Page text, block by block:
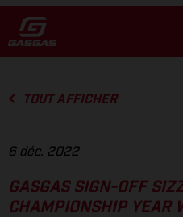
TOUT AFFICHER
6 déc. 2022
GASGAS SIGN-OFF
CHAMPIONSHIP YEAR